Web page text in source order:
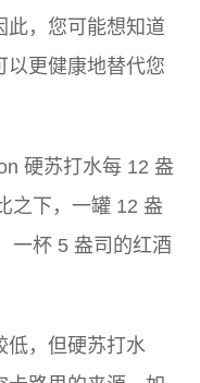
此，您可能想知道
以更健康地替代您
硬苏打水每 12 盎
之下，一罐 12 盎
一杯 5 盎司的红酒
低，但硬苏打水